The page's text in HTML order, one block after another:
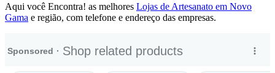
Aqui você Encontra! as melhores Lojas de Artesanato em Novo
Gama e região, com telefone e endereço das empresas.